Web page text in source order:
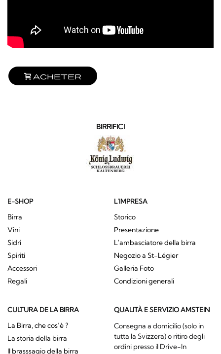
Acheter
BIRRIFICI
E-SHOP
Birra
Vini
Sidri
Spiriti
Accessori
Regali
L'IMPRESA
Storico
Presentazione
L'ambasciatore della birra
Negozio a St-Légier
Galleria Foto
Condizioni generali
CULTURA DE LA BIRRA
La Birra, che cos’è ?
La storia della birra
Il brasssagio della birra
QUALITÀ E SERVIZIO AMSTEIN
Consegna a domicilio (solo in
tutta la Svizzera) o ritiro degli
ordini presso il Drive-In